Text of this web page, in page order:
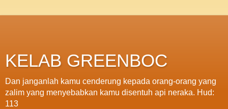
KELAB GREENBOC
Dan janganlah kamu cenderung kepada orang-orang yang
zalim yang menyebabkan kamu disentuh api neraka. Hud:
113